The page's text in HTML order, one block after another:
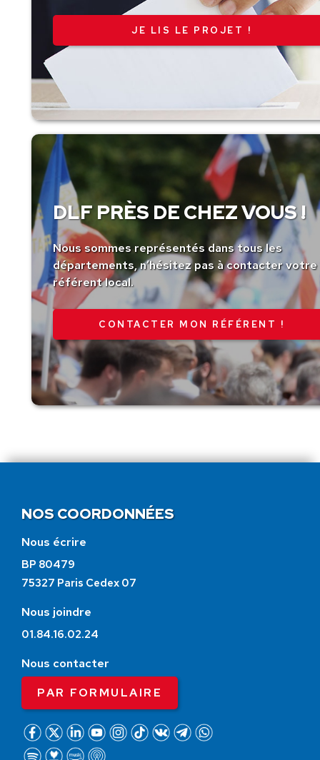
JE LIS LE PROJET !
DLF PRÈS DE CHEZ VOUS !
Nous sommes représentés dans tous les
départements, n’hésitez pas à contacter votre
référent local.
CONTACTER MON RÉFÉRENT !
NOS COORDONNÉES
Nous écrire
BP 80479
75327 Paris Cedex 07
Nous joindre
01.84.16.02.24
Nous contacter
PAR FORMULAIRE